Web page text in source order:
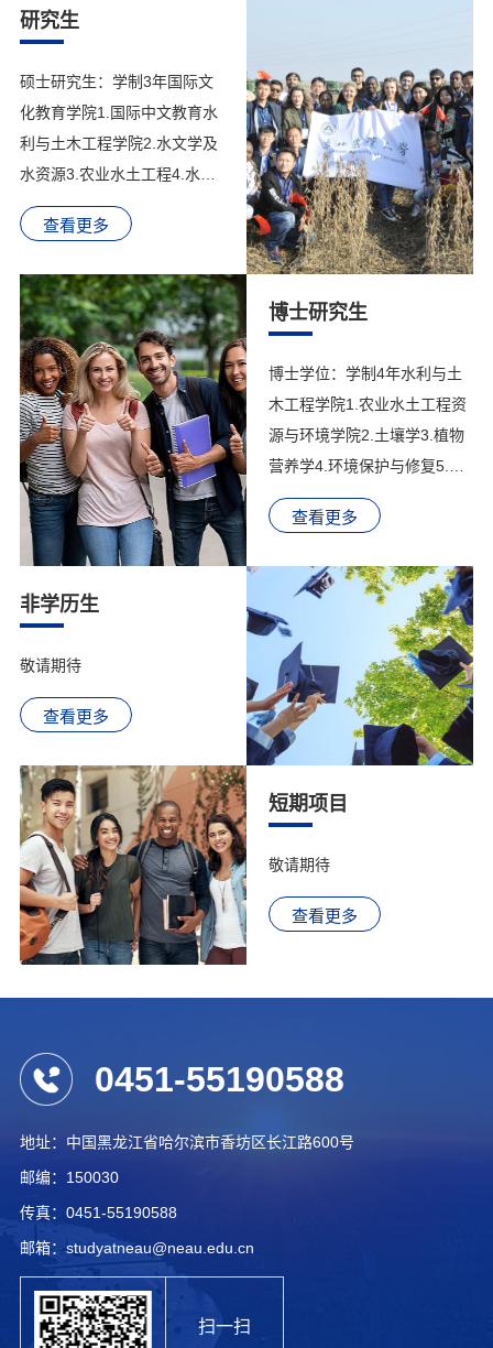
设高校。学校下设17个学院和
1个教学部，具备培养学士、
硕士、博士及博士后的完整教
育体系，现有10个博士后科研
流动站，2个博士后科研工作
站；12个博士学位授权一级学
科点，21个...
研究生
硕士研究生：学制3年国际文
化教育学院1.国际中文教育水
利与土木工程学院2.水文学及
水资源3.农业水土工程4.水利
水电工程资源与环境学院5.土
壤学6.植物营养学7.环境保护
9.资源环境微生物学农学院10.
作物栽培学与耕作学11.作物
遗传育种植物保护学院12.植
物病理学13.农业昆虫与害虫
防治14.农药学园艺园林学院
15.蔬菜学动物科学技术学院
16.动物遗传育种与繁殖17.动
物营养与饲料科学18.动物生
产19.水生动物...
查看更多
博士研究生
博士学位：学制4年水利与土
木工程学院1.农业水土工程资
源与环境学院2.土壤学3.植物
营养学4.环境保护与修复5.农
业生态与气候变化6.资源环境
微生物学农学院7.作物栽培学
园林学院9.园艺学（授课语
言：中文/英文）动物科学技术
学院10.动物遗传育种与繁殖
11.动物营养与饲料科学12.水
生动物保护与生产13.动物生
产学14.草学动物医学学院15.
临床兽医学工程学院18.农业
查看更多
非学历生
敬请期待
查看更多
短期项目
敬请期待
查看更多
0451-55190588
地址：中国黑龙江省哈尔滨市香坊区长江路600号
邮编：150030
传真：0451-55190588
邮箱：studyatneau@neau.edu.cn
扫一扫